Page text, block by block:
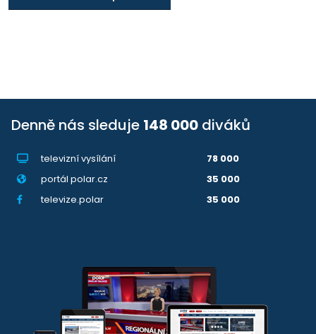
Denně nás sleduje 148 000 diváků
televizní vysílání
78 000
portál polar.cz
35 000
televize.polar
35 000